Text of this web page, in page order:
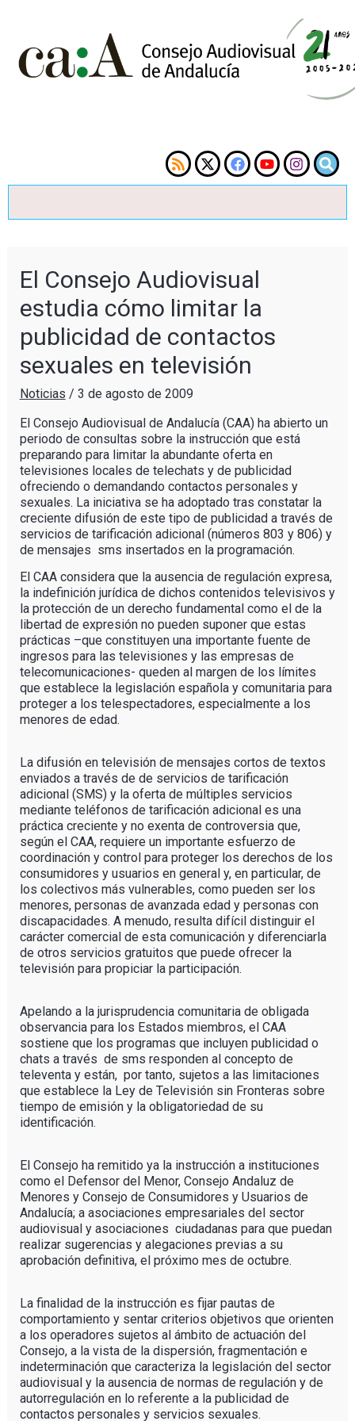
El Consejo Audiovisual
estudia cómo limitar la
publicidad de contactos
sexuales en televisión
Noticias / 3 de agosto de 2009
El Consejo Audiovisual de Andalucía (CAA) ha abierto un
periodo de consultas sobre la instrucción que está
preparando para limitar la abundante oferta en
televisiones locales de telechats y de publicidad
ofreciendo o demandando contactos personales y
sexuales. La iniciativa se ha adoptado tras constatar la
creciente difusión de este tipo de publicidad a través de
servicios de tarificación adicional (números 803 y 806) y
de mensajes sms insertados en la programación.
El CAA considera que la ausencia de regulación expresa,
la indefinición jurídica de dichos contenidos televisivos y
la protección de un derecho fundamental como el de la
libertad de expresión no pueden suponer que estas
prácticas –que constituyen una importante fuente de
ingresos para las televisiones y las empresas de
telecomunicaciones- queden al margen de los límites
que establece la legislación española y comunitaria para
proteger a los telespectadores, especialmente a los
menores de edad.
La difusión en televisión de mensajes cortos de textos
enviados a través de de servicios de tarificación
adicional (SMS) y la oferta de múltiples servicios
mediante teléfonos de tarificación adicional es una
práctica creciente y no exenta de controversia que,
según el CAA, requiere un importante esfuerzo de
coordinación y control para proteger los derechos de los
consumidores y usuarios en general y, en particular, de
los colectivos más vulnerables, como pueden ser los
menores, personas de avanzada edad y personas con
discapacidades. A menudo, resulta difícil distinguir el
carácter comercial de esta comunicación y diferenciarla
de otros servicios gratuitos que puede ofrecer la
televisión para propiciar la participación.
Apelando a la jurisprudencia comunitaria de obligada
observancia para los Estados miembros, el CAA
sostiene que los programas que incluyen publicidad o
chats a través de sms responden al concepto de
televenta y están, por tanto, sujetos a las limitaciones
que establece la Ley de Televisión sin Fronteras sobre
tiempo de emisión y la obligatoriedad de su
identificación.
El Consejo ha remitido ya la instrucción a instituciones
como el Defensor del Menor, Consejo Andaluz de
Menores y Consejo de Consumidores y Usuarios de
Andalucía; a asociaciones empresariales del sector
audiovisual y asociaciones ciudadanas para que puedan
realizar sugerencias y alegaciones previas a su
aprobación definitiva, el próximo mes de octubre.
La finalidad de la instrucción es fijar pautas de
comportamiento y sentar criterios objetivos que orienten
a los operadores sujetos al ámbito de actuación del
Consejo, a la vista de la dispersión, fragmentación e
indeterminación que caracteriza la legislación del sector
audiovisual y la ausencia de normas de regulación y de
autorregulación en lo referente a la publicidad de
contactos personales y servicios sexuales.